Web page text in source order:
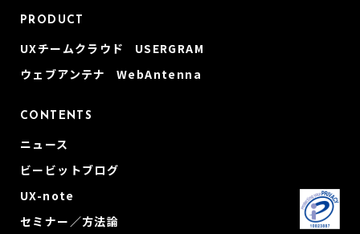
PRODUCT
UXチームクラウド USERGRAM
ウェブアンテナ WebAntenna
CONTENTS
ニュース
ビービットブログ
UX-note
セミナー／方法論